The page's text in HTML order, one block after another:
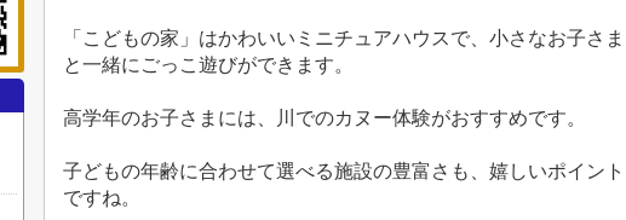
「こどもの家」はかわいいミニチュアハウスで、小さなお子さま
と一緒にごっこ遊びができます。
高学年のお子さまには、川でのカヌー体験がおすすめです。
子どもの年齢に合わせて選べる施設の豊富さも、嬉しいポイント
ですね。